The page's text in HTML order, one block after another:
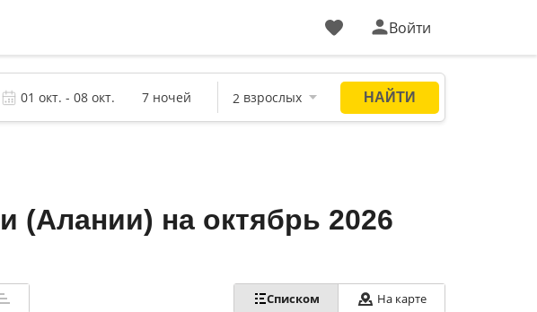
Войти
(Алании) на октябрь 2026
Списком На карте